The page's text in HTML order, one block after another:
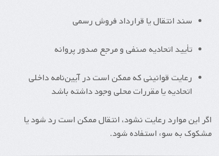
سند انتقال یا قرارداد فروش رسمی
تأیید اتحادیه صنفی و مرجع صدور پروانه
رعایت قوانینی که ممکن است در آیین‌نامه داخلی
اتحادیه یا مقررات محلی وجود داشته باشد
اگر این موارد رعایت نشود، انتقال ممکن است رد شود یا
مشکوک به سوء استفاده شود.